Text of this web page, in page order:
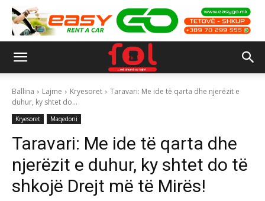
Ballina Lajme Kryesoret
Taravari: Me ide të qarta dhe njerëzit e
duhur, ky shtet do...
Kryesoret Maqedoni
Taravari: Me ide të qarta dhe
njerëzit e duhur, ky shtet do të
shkojë Drejt më të Mirës!